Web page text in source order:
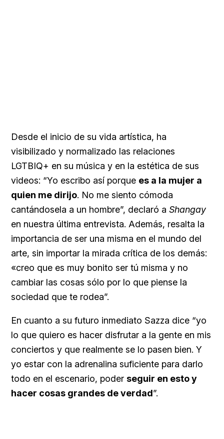
Desde el inicio de su vida artística, ha
visibilizado y normalizado las relaciones
LGTBIQ+ en su música y en la estética de sus
videos: “Yo escribo así porque es a la mujer a
quien me dirijo. No me siento cómoda
cantándosela a un hombre”, declaró a Shangay
en nuestra última entrevista. Además, resalta la
importancia de ser una misma en el mundo del
arte, sin importar la mirada crítica de los demás:
«creo que es muy bonito ser tú misma y no
cambiar las cosas sólo por lo que piense la
sociedad que te rodea”.
En cuanto a su futuro inmediato Sazza dice “yo
lo que quiero es hacer disfrutar a la gente en mis
conciertos y que realmente se lo pasen bien. Y
yo estar con la adrenalina suficiente para darlo
todo en el escenario, poder seguir en esto y
hacer cosas grandes de verdad”.